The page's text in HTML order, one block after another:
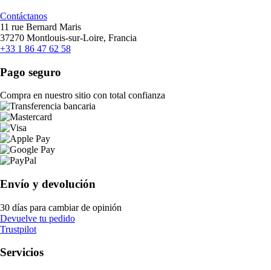
Contáctanos
11 rue Bernard Maris
37270 Montlouis-sur-Loire, Francia
+33 1 86 47 62 58
Pago seguro
Compra en nuestro sitio con total confianza
Envío y devolución
30 días para cambiar de opinión
Devuelve tu pedido
Trustpilot
Servicios